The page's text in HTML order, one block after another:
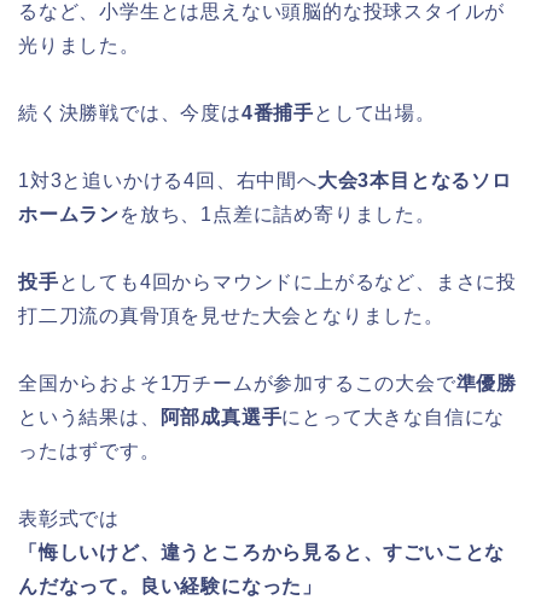
るなど、小学生とは思えない頭脳的な投球スタイルが
光りました。
続く決勝戦では、今度は4番捕手として出場。
1対3と追いかける4回、右中間へ大会3本目となるソロ
ホームランを放ち、1点差に詰め寄りました。
投手としても4回からマウンドに上がるなど、まさに投
打二刀流の真骨頂を見せた大会となりました。
全国からおよそ1万チームが参加するこの大会で準優勝
という結果は、
阿部成真選手にとって大きな自信にな
ったはずです。
表彰式では
「悔しいけど、違うところから見ると、すごいことな
んだなって。良い経験になった」